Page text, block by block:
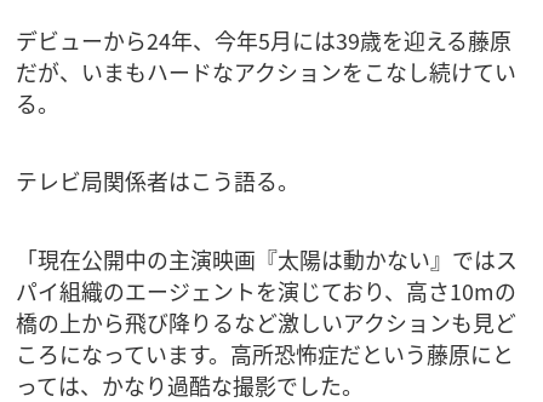
デビューから24年、今年5月には39歳を迎える藤原
だが、いまもハードなアクションをこなし続けてい
る。
テレビ局関係者はこう語る。
「現在公開中の主演映画『太陽は動かない』ではス
パイ組織のエージェントを演じており、高さ10mの
橋の上から飛び降りるなど激しいアクションも見ど
ころになっています。高所恐怖症だという藤原にと
っては、かなり過酷な撮影でした。